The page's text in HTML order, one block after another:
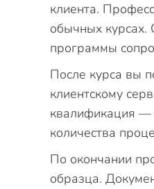
клиента.
обычных курсах.
программы
После курса вы
клиентскому
квалификация —
количества
По окончании
образца.